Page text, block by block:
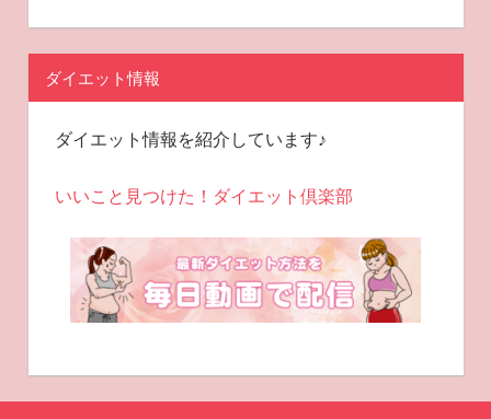
ダイエット情報
ダイエット情報を紹介しています♪
いいこと見つけた！ダイエット倶楽部